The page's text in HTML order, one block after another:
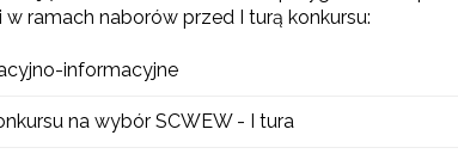
edycja V"
edycja IV"
edycja III"
w ramach naborów przed I turą konkursu:
informacyjne
na wybór SCWEW - I tura